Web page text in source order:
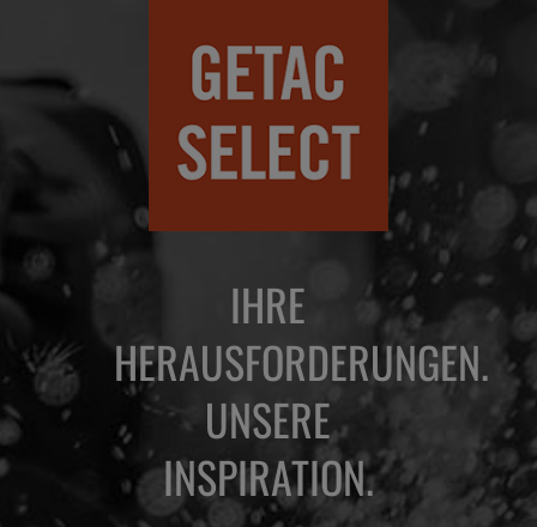
IHRE
HERAUSFORDERUNGEN.
UNSERE
INSPIRATION.